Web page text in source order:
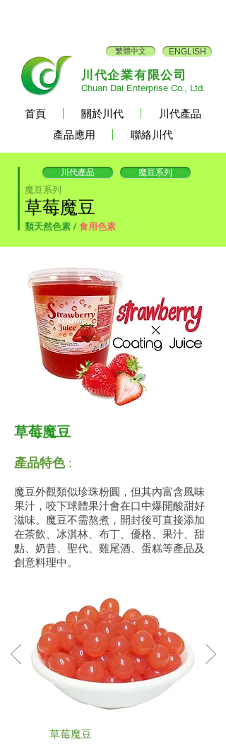
繁體中文 ENGLISH
川代企業有限公司
Chuan Dai Enterprise Co., Ltd.
首頁
關於川代
產品應用
川代產品
聯絡川代
川代產品 魔豆系列
魔豆系列
草莓魔豆
類天然色素 / 食用色素
草莓魔豆
產品特色:
魔豆外觀類似珍珠粉圓，但其內富含風味
果汁，咬下球體果汁會在口中爆開酸甜好
滋味。魔豆不需熬煮，開封後可直接添加
在茶飲、冰淇林、布丁、優格、果汁、甜
點、奶昔、聖代、雞尾酒、蛋糕等產品及
創意料理中。
草莓魔豆